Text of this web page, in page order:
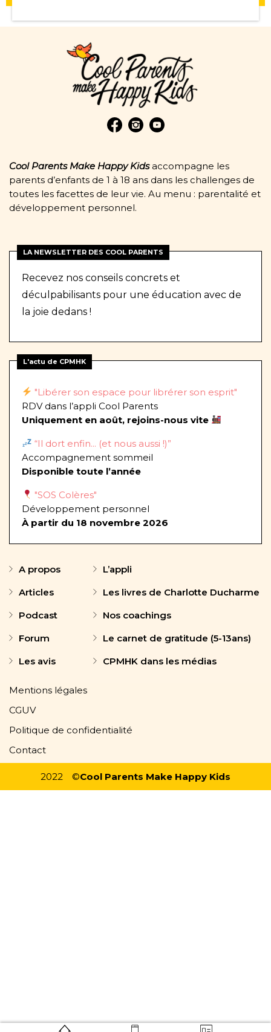
Cool Parents Make Happy Kidsaccompagne les
parents d’enfants de 1 à 18 ans dans les challenges de
toutes les facettes de leur vie. Au menu : parentalité et
développement personnel.
LA NEWSLETTER DES COOL PARENTS
Recevez nos conseils concrets et
déculpabilisants pour une éducation avec de
la joie dedans !
L'actu de CPMHK
"Libérer son espace pour librérer son esprit"
RDV dans l’appli Cool Parents
Uniquement en août, rejoins-nous vite
“Il dort enfin... (et nous aussi !)”
Accompagnement sommeil
Disponible toute l’année
"SOS Colères"
Développement personnel
À partir du 18 novembre 2026
A propos
Articles
Podcast
Forum
L’appli
Les avis
Les livres de Charlotte Ducharme
Nos coachings
Le carnet de gratitude (5-13ans)
CPMHK dans les médias
Mentions légales
CGUV
Politique de confidentialité
Contact
2022 ©Cool Parents Make Happy Kids